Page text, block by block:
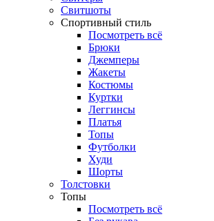
Свитшоты
Спортивный стиль
Посмотреть всё
Брюки
Джемперы
Жакеты
Костюмы
Куртки
Леггинсы
Платья
Топы
Футболки
Худи
Шорты
Толстовки
Топы
Посмотреть всё